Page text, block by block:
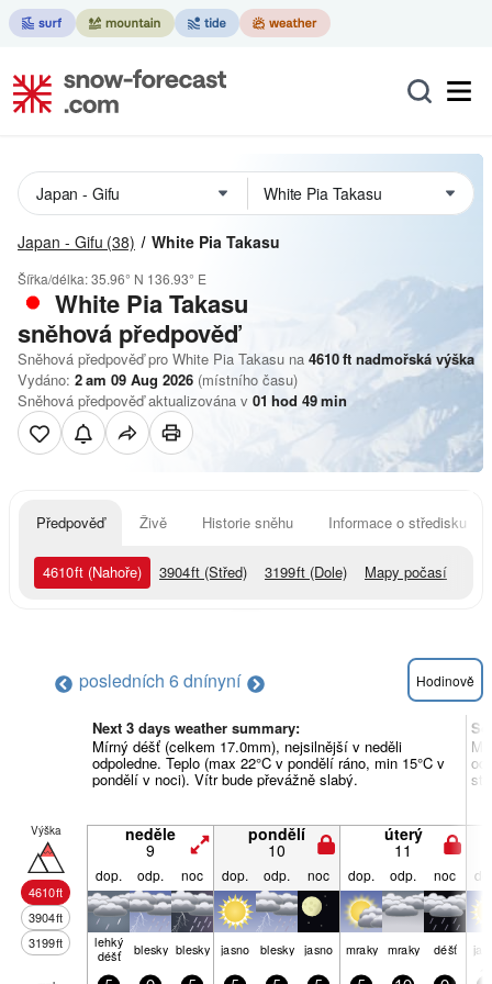
Japan - Gifu (38) White Pia Takasu
Šířka/délka:35.96° N 136.93° E
White Pia Takasu
sněhová předpověď
Sněhová předpověď pro White Pia Takasu na 4610ft nadmořská výška
Vydáno: 2 am 09 Aug 2026 (místního času)
Sněhová předpověď aktualizována v 01 hod 49min
Předpověď Živě Historie sněhu Informace o středisku
4610ft (Nahoře) 3904ft (Střed) 3199ft (Dole) Mapy počasí
posledních 6 dnínyní Hodinově
Next 3 days weather summary:
Mírný déšť (celkem 17.0mm), nejsilnější v neděli
odpoledne. Teplo (max 22°C v pondělí ráno, min 15°C v
pondělí v noci). Vítr bude převážně slabý.
Výška
4610ft
3904ft
3199ft
neděle
9
pondělí
10
úterý
11
dop. odp. noc dop. odp. noc dop. odp. noc
lehký
déšť blesky blesky jasno blesky jasno mraky mraky déšť